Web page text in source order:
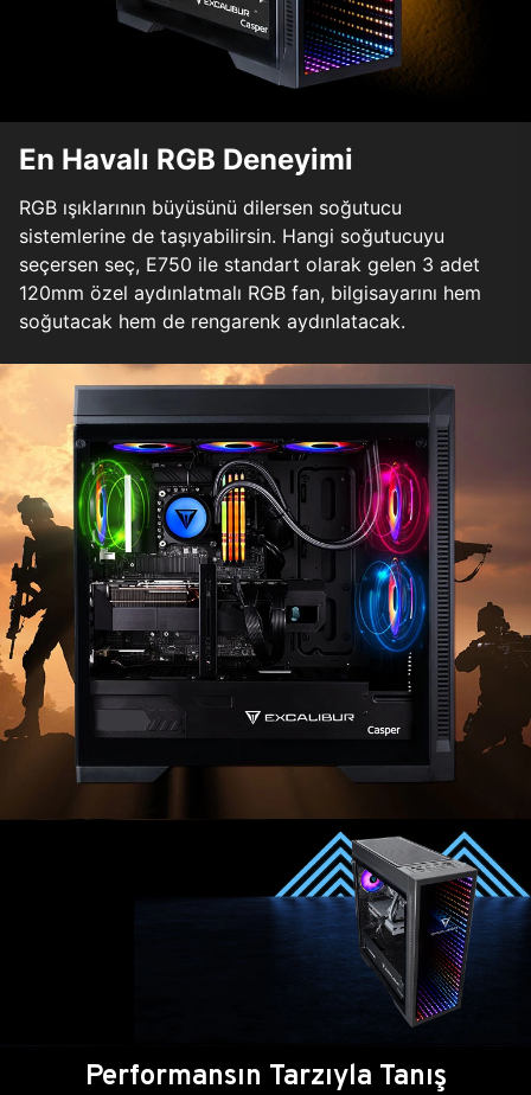
En Havalı RGB Deneyimi
RGB ışıklarının büyüsünü dilersen soğutucu
sistemlerine de taşıyabilirsin. Hangi soğutucuyu
seçersen seç, E750 ile standart olarak gelen 3 adet
120mm özel aydınlatmalı RGB fan, bilgisayarını hem
soğutacak hem de rengarenk aydınlatacak.
Performansın Tarzıyla Tanış